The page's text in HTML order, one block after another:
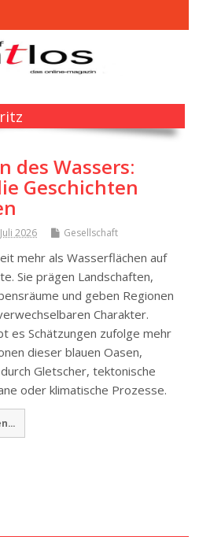
des Wassers:
Geschichten
2026 Gesellschaft
mehr als Wasserflächen auf
Sie prägen Landschaften,
und geben Regionen
Charakter.
es Schätzungen zufolge mehr
dieser blauen Oasen,
Gletscher, tektonische
oder klimatische Prozesse.